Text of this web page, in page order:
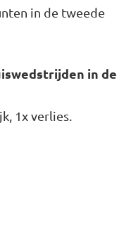
in de tweede
in de
1x verlies.